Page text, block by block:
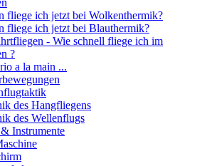
fliege ich jetzt bei Wolkenthermik?
fliege ich jetzt bei Blauthermik?
- Wie schnell fliege ich im
?
a la main ...
des Hangfliegens
des Wellenflugs
Instrumente